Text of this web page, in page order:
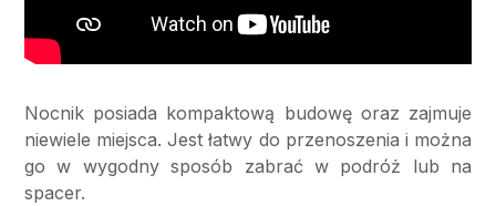
Nocnik posiada kompaktową budowę oraz zajmuje
niewiele miejsca. Jest łatwy do przenoszenia i można
go w wygodny sposób zabrać w podróż lub na
spacer.